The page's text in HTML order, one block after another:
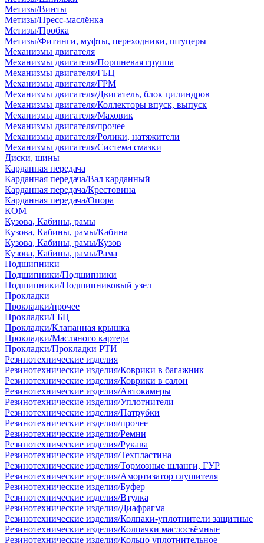
Метизы/Винты
Метизы/Пресс-маслёнка
Метизы/Пробка
Метизы/Фитинги, муфты, переходники, штуцеры
Механизмы двигателя
Механизмы двигателя/Поршневая группа
Механизмы двигателя/ГБЦ
Механизмы двигателя/ГРМ
Механизмы двигателя/Двигатель, блок цилиндров
Механизмы двигателя/Коллекторы впуск, выпуск
Механизмы двигателя/Маховик
Механизмы двигателя/прочее
Механизмы двигателя/Ролики, натяжители
Механизмы двигателя/Система смазки
Диски, шины
Карданная передача
Карданная передача/Вал карданный
Карданная передача/Крестовина
Карданная передача/Опора
КОМ
Кузова, Кабины, рамы
Кузова, Кабины, рамы/Кабина
Кузова, Кабины, рамы/Кузов
Кузова, Кабины, рамы/Рама
Подшипники
Подшипники/Подшипники
Подшипники/Подшипниковый узел
Прокладки
Прокладки/прочее
Прокладки/ГБЦ
Прокладки/Клапанная крышка
Прокладки/Масляного картера
Прокладки/Прокладки РТИ
Резинотехнические изделия
Резинотехнические изделия/Коврики в багажник
Резинотехнические изделия/Коврики в салон
Резинотехнические изделия/Автокамеры
Резинотехнические изделия/Уплотнители
Резинотехнические изделия/Патрубки
Резинотехнические изделия/прочее
Резинотехнические изделия/Ремни
Резинотехнические изделия/Рукава
Резинотехнические изделия/Техпластина
Резинотехнические изделия/Тормозные шланги, ГУР
Резинотехнические изделия/Амортизатор глушителя
Резинотехнические изделия/Буфер
Резинотехнические изделия/Втулка
Резинотехнические изделия/Диафрагма
Резинотехнические изделия/Колпаки-уплотнители защитные
Резинотехнические изделия/Колпачки маслосъёмные
Резинотехнические изделия/Кольцо уплотнительное